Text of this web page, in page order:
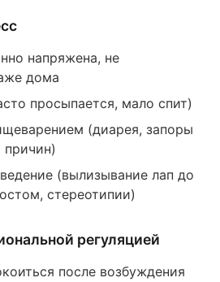
напряжена, не
дома
просыпается, мало спит)
(диарея, запоры
причин)
(вылизывание лап до
стереотипии)
регуляцией
после возбуждения